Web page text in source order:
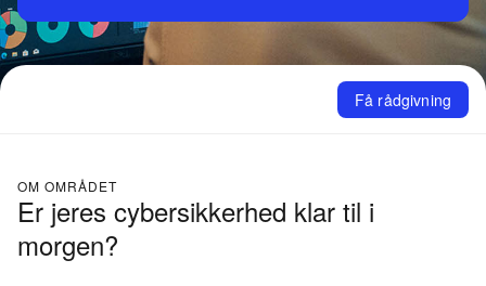
Få rådgivning
OM OMRÅDET
Er jeres cybersikkerhed klar til i
morgen?